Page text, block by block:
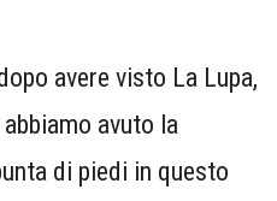
avere visto La Lupa,
avuto la
di piedi in questo